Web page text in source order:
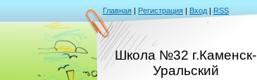
Главная | Регистрация | Вход | RSS
Школа №32 г.Каменск-
Уральский